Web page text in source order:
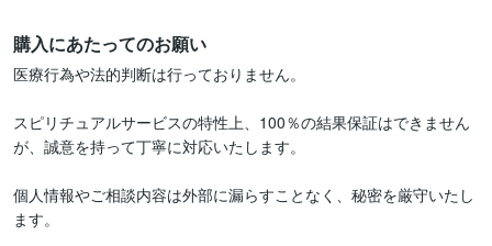
購入にあたってのお願い
医療行為や法的判断は行っておりません。
スピリチュアルサービスの特性上、100％の結果保証はできません
が、誠意を持って丁寧に対応いたします。
個人情報やご相談内容は外部に漏らすことなく、秘密を厳守いたし
ます。